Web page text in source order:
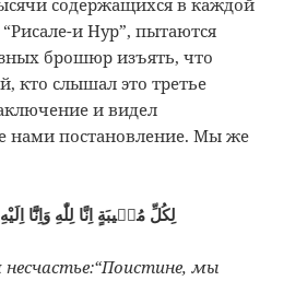
содержащихся в каждой
и Нур”, пытаются
брошюр изъять, что
кто слышал это третье
и видел
нами постановление. Мы же
мы